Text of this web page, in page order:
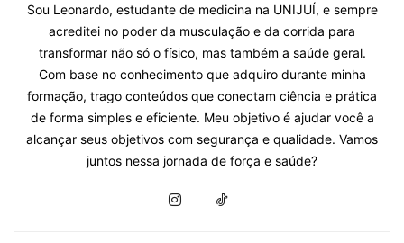
(3 a 5 gramas diárias) conforme indicado no
rótulo do produto, tome-a com água e, se
possível, em horários estratégicos, como
antes ou após o treino.
Manter-se bem hidratado e ser consistente
na suplementação são essenciais para
melhores resultados.